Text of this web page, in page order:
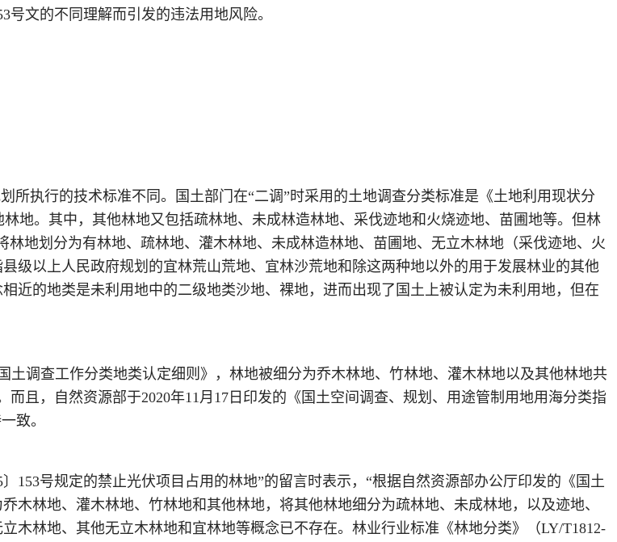
文的不同理解而引发的违法用地风险。
所执行的技术标准不同。国土部门在“二调”时采用的土地调查分类标准是《土地利用现状分
地。其中，其他林地又包括疏林地、未成林造林地、采伐迹地和火烧迹地、苗圃地等。但林
地划分为有林地、疏林地、灌木林地、未成林造林地、苗圃地、无立木林地（采伐迹地、火
级以上人民政府规划的宜林荒山荒地、宜林沙荒地和除这两种地以外的用于发展林业的其他
近的地类是未利用地中的二级地类沙地、裸地，进而出现了国土上被认定为未利用地，但在
调查工作分类地类认定细则》，林地被细分为乔木林地、竹林地、灌木林地以及其他林地共
且，自然资源部于2020年11月17日印发的《国土空间调查、规划、用途管制用地用海分类指
致。
153号规定的禁止光伏项目占用的林地”的留言时表示，“根据自然资源部办公厅印发的《国土
木林地、灌木林地、竹林地和其他林地，将其他林地细分为疏林地、未成林地，以及迹地、
木林地、其他无立木林地和宜林地等概念已不存在。林业行业标准《林地分类》（LY/T1812-